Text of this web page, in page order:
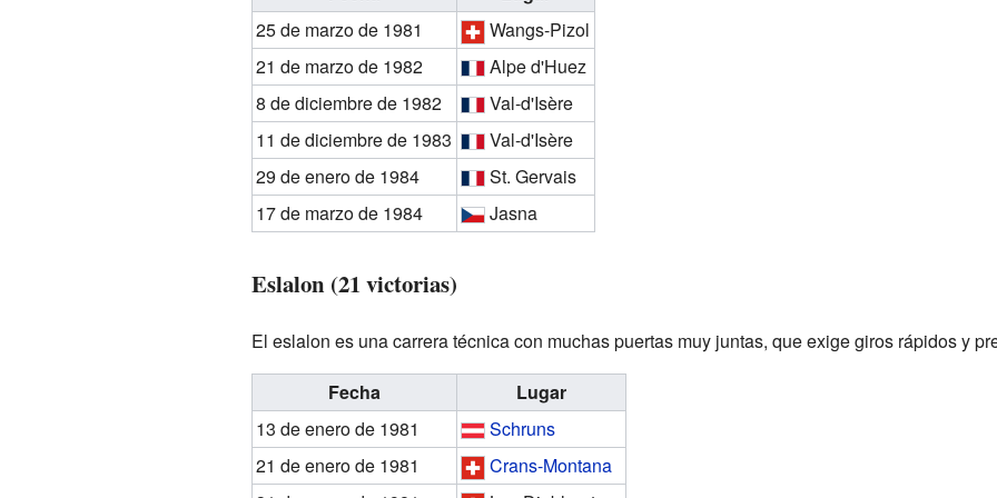
25 de marzo de 1981
Wangs-Pizol
21 de marzo de 1982
Alpe d'Huez
8 de diciembre de 1982
Val-d'Isère
11 de diciembre de 1983
Val-d'Isère
29 de enero de 1984
St. Gervais
17 de marzo de 1984
Jasna
Eslalon (21 victorias)
El eslalon es una carrera técnica con muchas puertas muy juntas, que exige giros rápidos y
Fecha
Lugar
13 de enero de 1981
Schruns
21 de enero de 1981
Crans-Montana